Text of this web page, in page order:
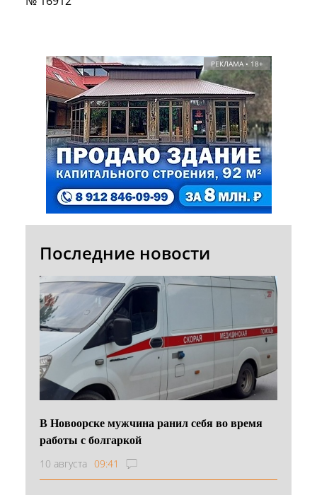
РЕКЛАМА • 18+
Последние новости
В Новоорске мужчина ранил себя во время
работы с болгаркой
10 августа 09:41